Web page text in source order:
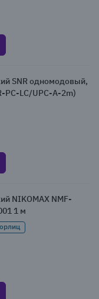
SNR одномодовый,
PC-LC/UPC-A-2m)
NIKOMAX NMF-
1 м